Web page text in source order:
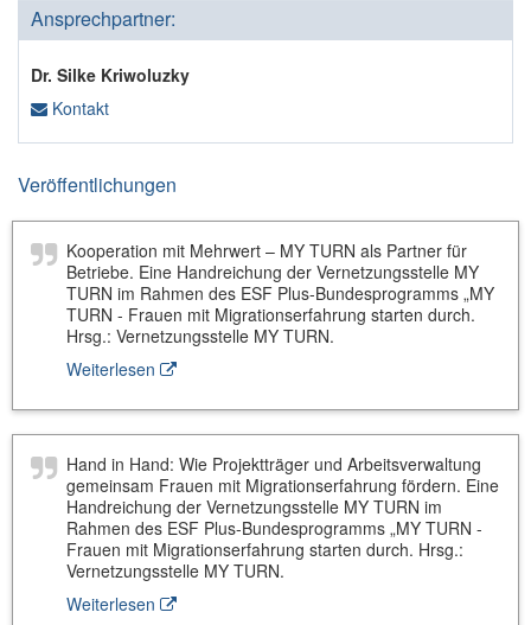
Ansprechpartner:
Dr. Silke Kriwoluzky
Kontakt
Veröffentlichungen
Kooperation mit Mehrwert – MY TURN als Partner für
Betriebe. Eine Handreichung der Vernetzungsstelle MY
TURN im Rahmen des ESF Plus-Bundesprogramms „MY
TURN - Frauen mit Migrationserfahrung starten durch.
Hrsg.: Vernetzungsstelle MY TURN.
Weiterlesen
Hand in Hand: Wie Projektträger und Arbeitsverwaltung
gemeinsam Frauen mit Migrationserfahrung fördern. Eine
Handreichung der Vernetzungsstelle MY TURN im
Rahmen des ESF Plus-Bundesprogramms „MY TURN -
Frauen mit Migrationserfahrung starten durch. Hrsg.:
Vernetzungsstelle MY TURN.
Weiterlesen